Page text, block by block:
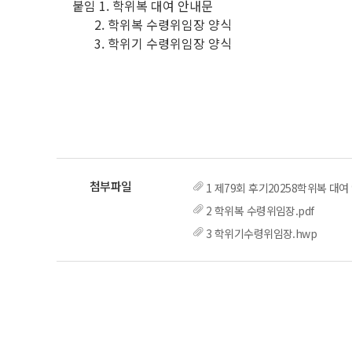
붙임 1. 학위복 대여 안내문
2. 학위복 수령위임장 양식
3. 학위기 수령위임장 양식
1 제79회 후기20258학위복 대
2 학위복 수령위임장.pdf
3 학위기수령위임장.hwp